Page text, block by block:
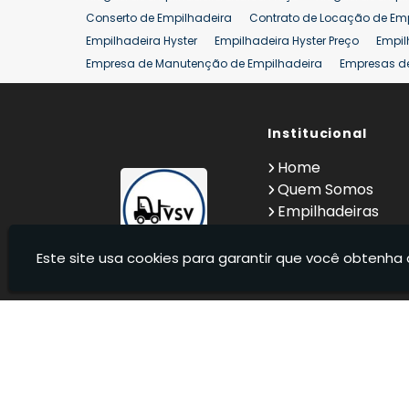
Conserto de Empilhadeira
Contrato de Locação de
Empilhadeira Hyster
Empilhadeira Hyster Preço
Empresa de Manutenção de Empilhadeira
Empresas
Locação Empilhadeira Hyster
Locação Empilhadeira
Comprar Empilhadeira
Locação de Empilhadeira 25 ton
Comprar
Institucional
Home
Quem Somos
Empilhadeiras
Informações
Este site usa cookies para garantir que você obtenha